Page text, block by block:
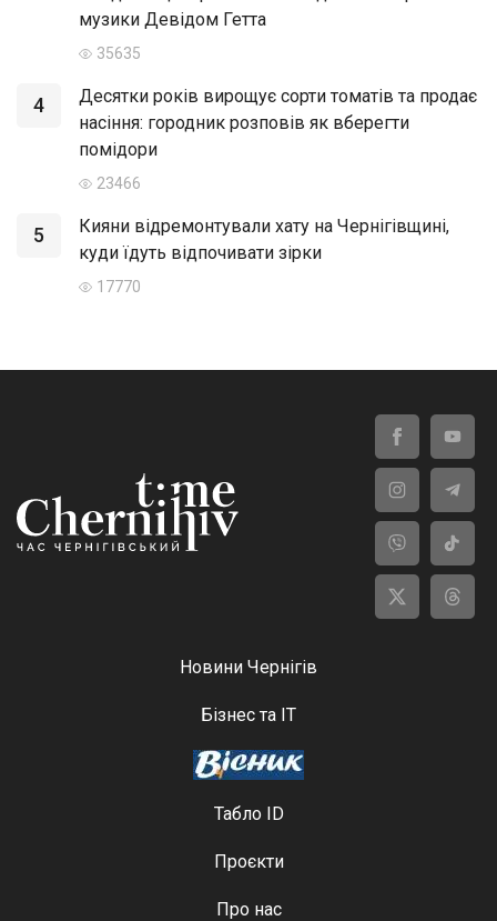
музики Девідом Гетта
35635
4
Десятки років вирощує сорти томатів та продає
насіння: городник розповів як вберегти
помідори
23466
5
Кияни відремонтували хату на Чернігівщині,
куди їдуть відпочивати зірки
17770
Новини Чернігів
Бізнес та ІТ
Табло ID
Проєкти
Про нас